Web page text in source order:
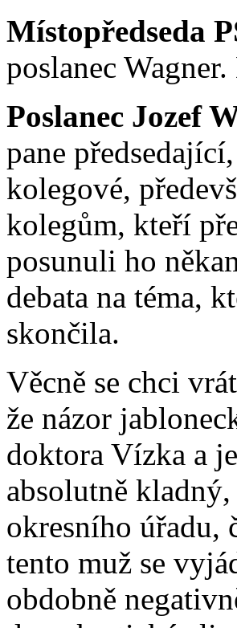
Místopředseda
poslanec
Poslanec Jozef
pane
kolegové,
kolegům, kteří
posunuli ho
debata na téma,
skončila.
Věcně se chci
že názor
doktora Vízka a
absolutně
okresního úřadu,
tento muž se
obdobně